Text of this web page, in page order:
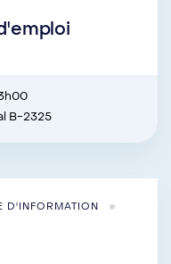
B-2325
D'INFORMATION